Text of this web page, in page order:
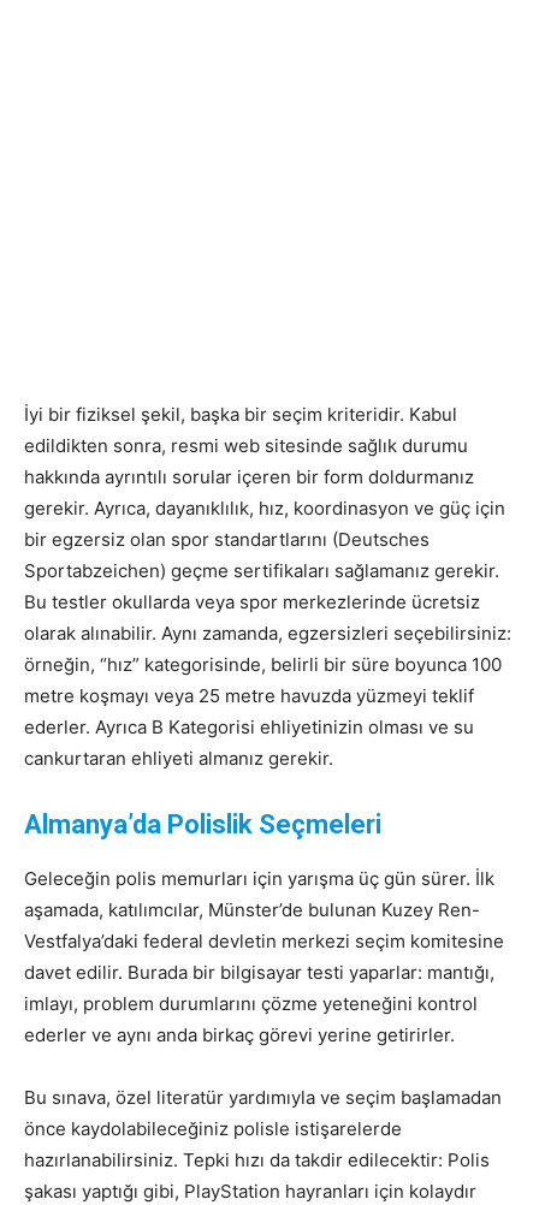
İyi bir fiziksel şekil, başka bir seçim kriteridir. Kabul
edildikten sonra, resmi web sitesinde sağlık durumu
hakkında ayrıntılı sorular içeren bir form doldurmanız
gerekir. Ayrıca, dayanıklılık, hız, koordinasyon ve güç için
bir egzersiz olan spor standartlarını (Deutsches
Sportabzeichen) geçme sertifikaları sağlamanız gerekir.
Bu testler okullarda veya spor merkezlerinde ücretsiz
olarak alınabilir. Aynı zamanda, egzersizleri seçebilirsiniz:
örneğin, “hız” kategorisinde, belirli bir süre boyunca 100
metre koşmayı veya 25 metre havuzda yüzmeyi teklif
ederler. Ayrıca B Kategorisi ehliyetinizin olması ve su
cankurtaran ehliyeti almanız gerekir.
Almanya’da Polislik Seçmeleri
Geleceğin polis memurları için yarışma üç gün sürer. İlk
aşamada, katılımcılar, Münster’de bulunan Kuzey Ren-
Vestfalya’daki federal devletin merkezi seçim komitesine
davet edilir. Burada bir bilgisayar testi yaparlar: mantığı,
imlayı, problem durumlarını çözme yeteneğini kontrol
ederler ve aynı anda birkaç görevi yerine getirirler.
Bu sınava, özel literatür yardımıyla ve seçim başlamadan
önce kaydolabileceğiniz polisle istişarelerde
hazırlanabilirsiniz. Tepki hızı da takdir edilecektir: Polis
şakası yaptığı gibi, PlayStation hayranları için kolaydır